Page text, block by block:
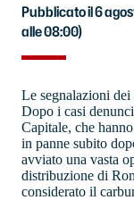
Pubblicato il 6
alle 08:00)
Le segnalazioni
Dopo i casi
Capitale, che
in panne subito
avviato una vasta
distribuzione di
considerato il